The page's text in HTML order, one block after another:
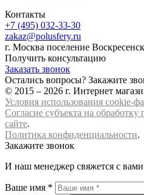
Контакты
+7 (495) 032-33-30
zakaz@polusfery.ru
г. Москва поселение
Получить консультацию
Заказать звонок
Остались вопросы? Закажите
© 2015 – 2026 г. Интернет
Условия использования cookie-
Согласие субъекта на
сайте.
Политика конфиденциальности.
Закажите звонок
И наш менеджер свяжется с
Ваше имя *